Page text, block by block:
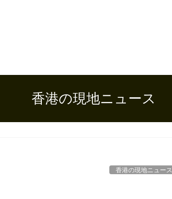
香港の現地ニュース
香港の現地ニュース